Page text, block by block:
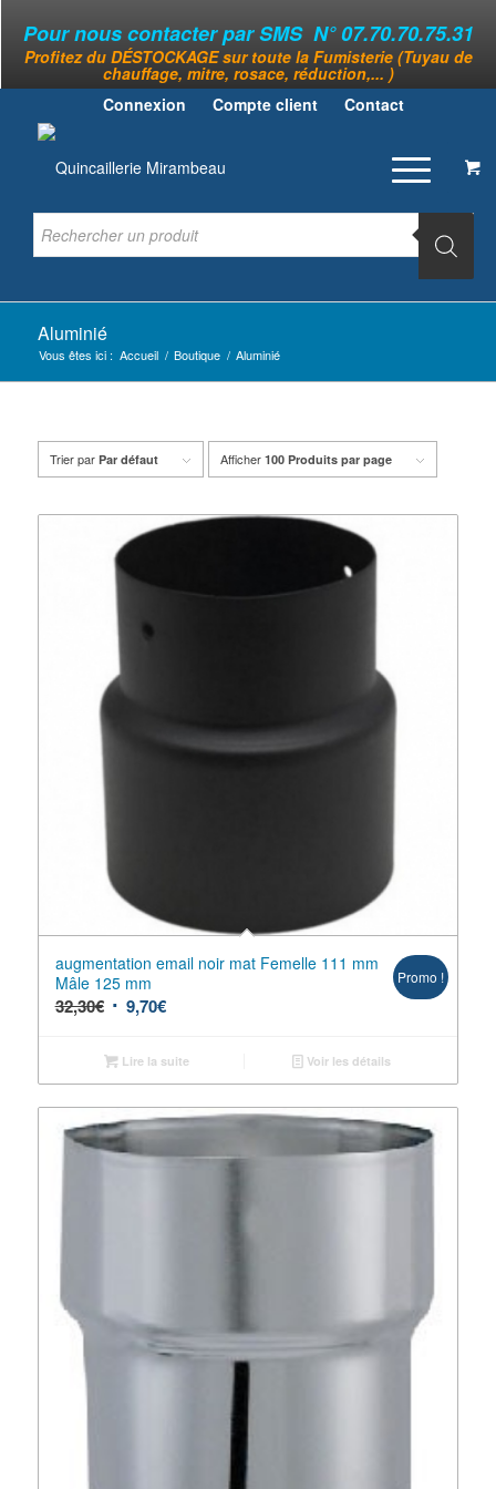
Pour nous contacter par SMS N° 07.70.70.75.31
Profitez du DÉSTOCKAGE sur toute la Fumisterie (Tuyau de
chauffage, mitre, rosace, réduction,... )
Connexion
Compte client Contact
Aluminié
Vous êtes ici : Accueil / Boutique / Aluminié
Trier par Par défaut Afficher 100 Produits par page
augmentation email noir mat Femelle 111 mm
Mâle 125 mm
32,30€ 9,70€
Promo !
Lire la suite Voir les détails